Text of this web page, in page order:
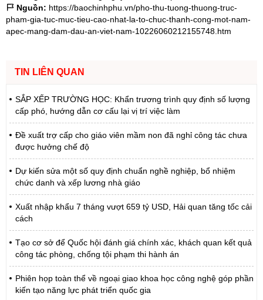
Nguồn: https://baochinhphu.vn/pho-thu-tuong-thuong-truc-
pham-gia-tuc-muc-tieu-cao-nhat-la-to-chuc-thanh-cong-mot-nam-
apec-mang-dam-dau-an-viet-nam-10226060212155748.htm
TIN LIÊN QUAN
SẮP XẾP TRƯỜNG HỌC: Khẩn trương trình quy định số lượng
cấp phó, hướng dẫn cơ cấu lại vị trí việc làm
Đề xuất trợ cấp cho giáo viên mầm non đã nghỉ công tác chưa
được hưởng chế độ
Dự kiến sửa một số quy định chuẩn nghề nghiệp, bổ nhiệm
chức danh và xếp lương nhà giáo
Xuất nhập khẩu 7 tháng vượt 659 tỷ USD, Hải quan tăng tốc cải
cách
Tạo cơ sở để Quốc hội đánh giá chính xác, khách quan kết quả
công tác phòng, chống tội phạm thi hành án
Phiên họp toàn thể về ngoại giao khoa học công nghệ góp phần
kiến tạo năng lực phát triển quốc gia